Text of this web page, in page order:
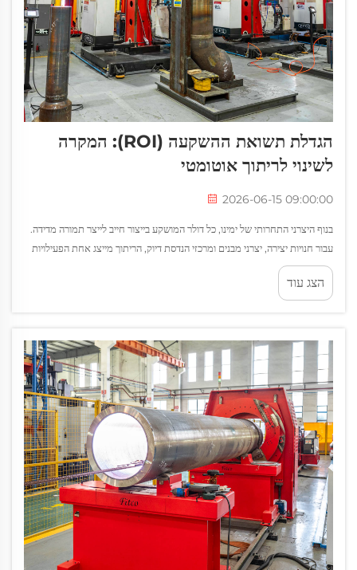
הגדלת תשואת ההשקעה (ROI): המקרה
לשינוי לריתוך אוטומטי
2026-06-15 09:00:00
בנוף היצרני התחרותי של ימינו, כל דולר המושקע בייצור חייב לייצר תמורה מדידה.
עבור חנויות יצירה, יצרני מבנים ומרכזי הנדסת דיוק, הריתוך מייצג אחת הפעילויות
התלויות ביותר בכוח אדם...
הצג עוד